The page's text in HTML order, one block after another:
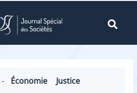
- Économie Justice